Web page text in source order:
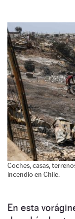
Coches, casas,
incendio en Chile.
En esta